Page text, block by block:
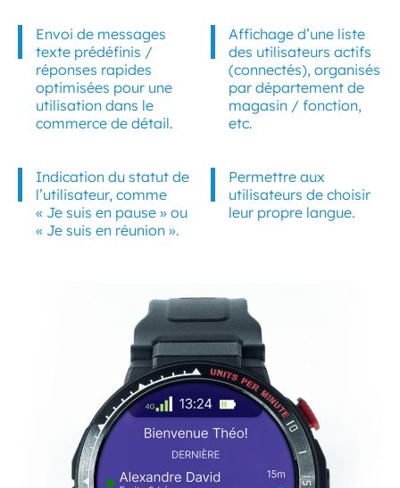
Envoi de messages
texte prédéfinis /
réponses rapides
optimisées pour une
utilisation dans le
commerce de détail.
Affichage d’une liste
des utilisateurs actifs
(connectés), organisés
par département de
magasin / fonction,
etc.
Indication du statut de
l’utilisateur, comme
« Je suis en pause » ou
« Je suis en réunion ».
Permettre aux
utilisateurs de choisir
leur propre langue.